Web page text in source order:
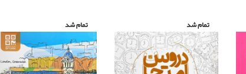
تمام شد تمام شد